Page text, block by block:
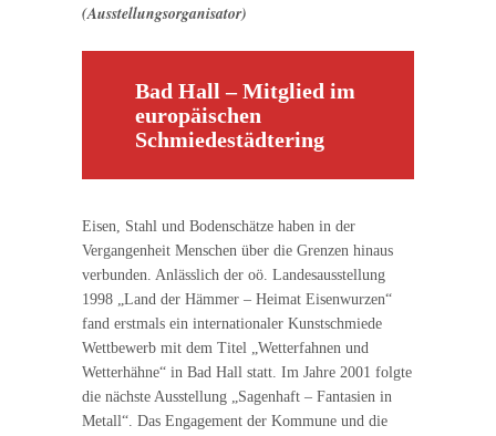
(Ausstellungsorganisator)
Bad Hall – Mitglied im
europäischen
Schmiedestädtering
Eisen, Stahl und Bodenschätze haben in der
Vergangenheit Menschen über die Grenzen hinaus
verbunden. Anlässlich der oö. Landesausstellung
1998 „Land der Hämmer – Heimat Eisenwurzen“
fand erstmals ein internationaler Kunstschmiede
Wettbewerb mit dem Titel „Wetterfahnen und
Wetterhähne“ in Bad Hall statt. Im Jahre 2001 folgte
die nächste Ausstellung „Sagenhaft – Fantasien in
Metall“. Das Engagement der Kommune und die